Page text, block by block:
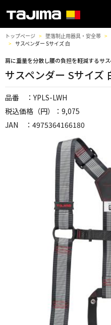
トップページ 墜落制止用器具・安全帯
サスペンダー Sサイズ 白
肩に重量を分散し腰の負担を軽減するサ
サスペンダー Sサイズ
品番 ：YPLS-LWH
税込価格（円）：9,075
JAN ：4975364166180